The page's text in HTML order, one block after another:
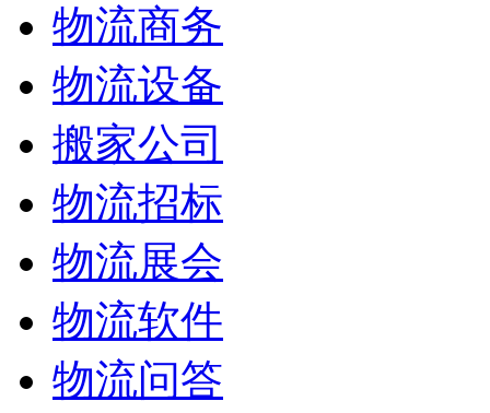
物流商务
物流设备
搬家公司
物流招标
物流展会
物流软件
物流问答